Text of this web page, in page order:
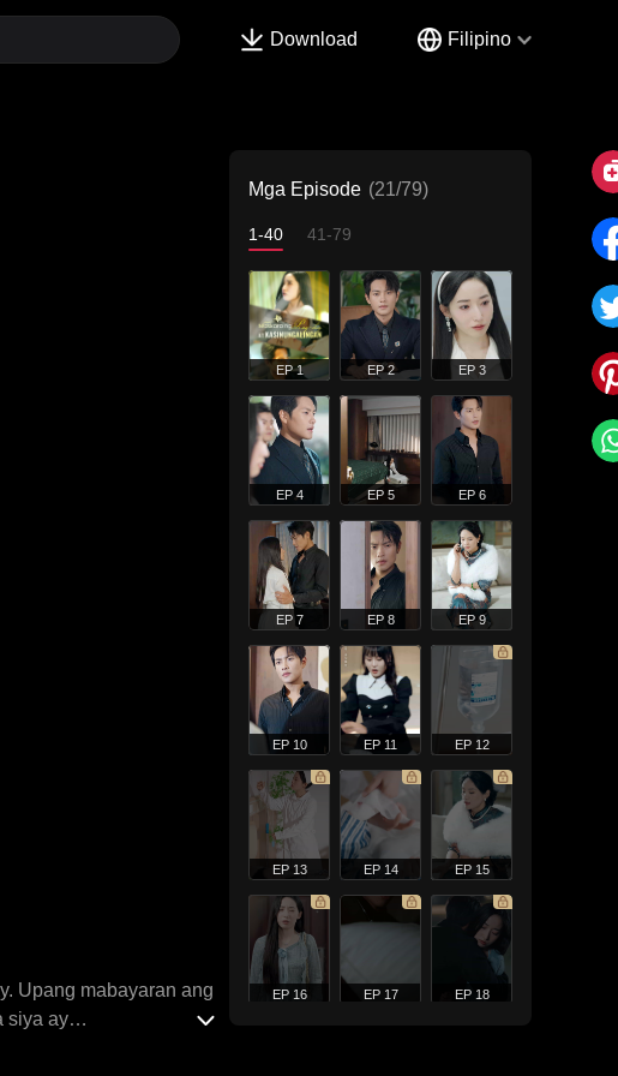
Download Filipino
Upang mabayaran ang
siya ay
Mga Episode (21/79)
1-40 41-79
EP 1 EP 2 EP 3
EP 4 EP 5 EP 6
EP 7 EP 8 EP 9
EP 10 EP 11 EP 12
EP 13 EP 14 EP 15
EP 16 EP 17 EP 18